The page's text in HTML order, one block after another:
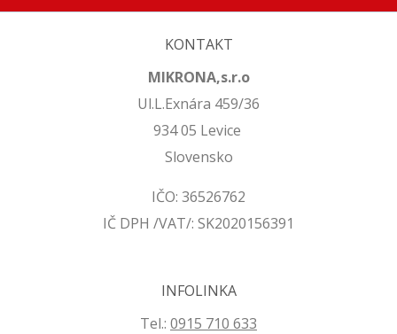
KONTAKT
MIKRONA,s.r.o
Ul.L.Exnára 459/36
934 05 Levice
Slovensko
IČO: 36526762
IČ DPH /VAT/: SK2020156391
INFOLINKA
Tel.: 0915 710 633